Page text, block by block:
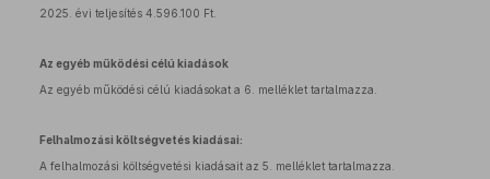
2025. évi teljesítés 4.596.100 Ft.
Az egyéb működési célú kiadások
Az egyéb működési célú kiadásokat a 6. melléklet tartalmazza.
Felhalmozási költségvetés kiadásai:
A felhalmozási költségvetési kiadásait az 5. melléklet tartalmazza.